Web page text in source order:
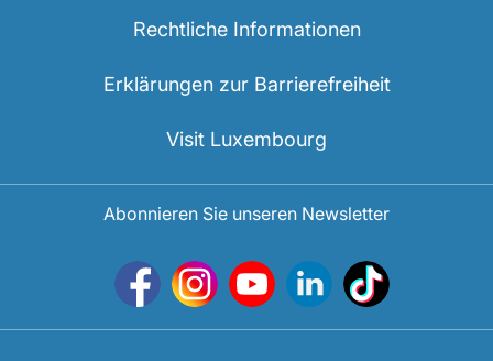
Rechtliche Informationen
Erklärungen zur Barrierefreiheit
Visit Luxembourg
Abonnieren Sie unseren Newsletter